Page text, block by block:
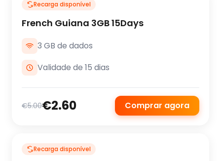
Recarga disponível
French Guiana 3GB 15Days
3 GB de dados
Validade de 15 dias
€5.00€2.60 Comprar agora
Recarga disponível